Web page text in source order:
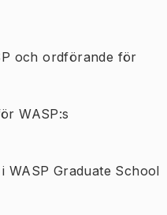
och ordförande för
WASP:s
WASP Graduate School